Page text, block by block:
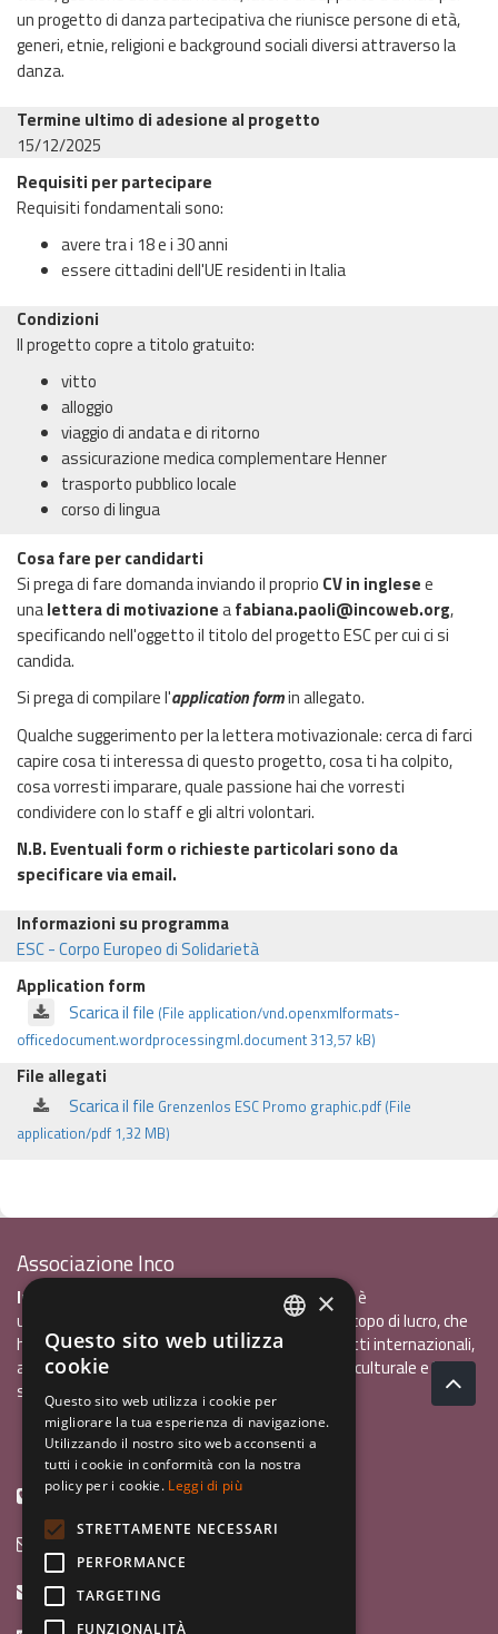
un progetto di danza partecipativa che riunisce persone di età,
generi, etnie, religioni e background sociali diversi attraverso la
danza.
Termine ultimo di adesione al progetto
15/12/2025
Requisiti per partecipare
Requisiti fondamentali sono:
avere tra i 18 e i 30 anni
essere cittadini dell'UE residenti in Italia
Condizioni
Il progetto copre a titolo gratuito:
vitto
alloggio
viaggio di andata e di ritorno
assicurazione medica complementare Henner
trasporto pubblico locale
corso di lingua
Cosa fare per candidarti
Si prega di fare domanda inviando il proprio CV in inglesee
unalettera di motivazioneafabiana.paoli@incoweb.org,
specificando nell'oggetto il titolo del progetto ESC per cui ci si
candida.
Si prega di compilare l'application formin allegato.
Qualche suggerimento per la lettera motivazionale: cerca di farci
capire cosa ti interessa di questo progetto, cosa ti ha colpito,
cosa vorresti imparare, quale passione hai che vorresti
condividere con lo staff e gli altri volontari.
N.B. Eventuali form o richieste particolari sono da
specificare via email.
Informazioni su programma
ESC - Corpo Europeo di Solidarietà
Application form
Scarica il file (File application/vnd.openxmlformats-
officedocument.wordprocessingml.document 313,57 kB)
File allegati
Scarica il file Grenzenlos ESC Promo graphic.pdf (File
application/pdf 1,32 MB)
Associazione Inco
InCo - Interculturalità & Comunicazione APSè
un'associazione di promozione sociale, senza scopo di lucro, che
ha l'obiettivo di promuovere gli scambi e i contatti internazionali,
al fine accrescere tra i giovani la sensibilità interculturale e la
solidarietà internazionale.
Privacy policy.pdf120,41 kB
+39 0461 1822775
info@incoweb.org
inco@mypec.eu
GERMAN
×
Questo sito web utilizza
cookie
Questo sito web utilizza i cookie per
migliorare la tua esperienza di navigazione.
Utilizzando il nostro sito web acconsenti a
tutti i cookie in conformità con la nostra
policy per i cookie. Leggi di più
STRETTAMENTE NECESSARI
PERFORMANCE
TARGETING
FUNZIONALITÀ